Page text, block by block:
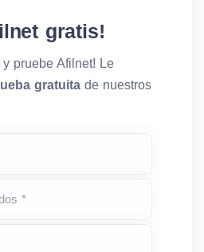
gratis!
y pruebe Afilnet! Le
gratuita de nuestros
*